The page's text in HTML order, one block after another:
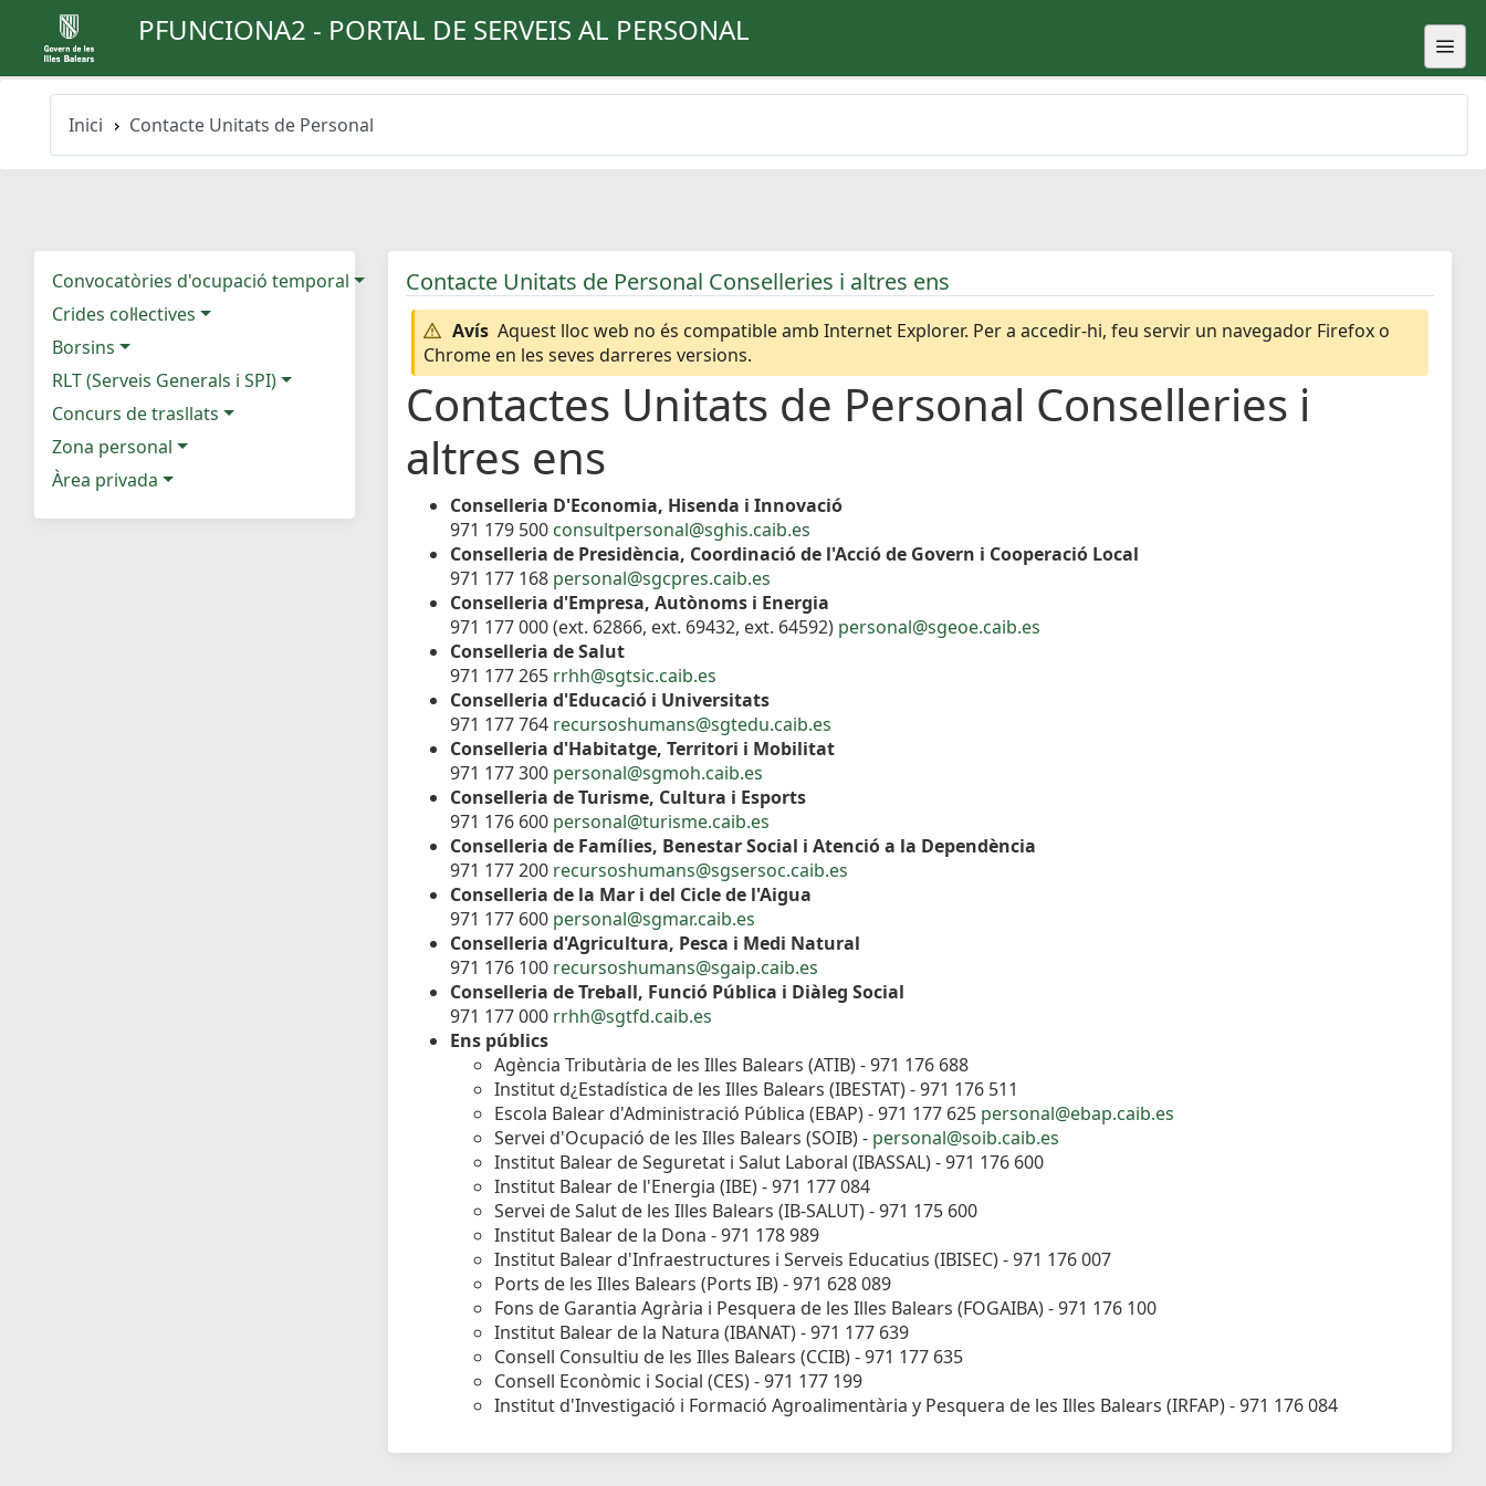
PFUNCIONA2 - PORTAL DE SERVEIS AL PERSONAL
Inici Contacte Unitats de Personal
Convocatòries d'ocupació temporal
Crides col·lectives
Borsins
RLT (Serveis Generals i SPI)
Concurs de trasllats
Zona personal
Àrea privada
Contacte Unitats de Personal Conselleries i altres ens
Avís Aquest lloc web no és compatible amb Internet Explorer. Per a accedir-hi, feu servir un navegador Firefox o
Chrome en les seves darreres versions.
Contactes Unitats de Personal Conselleries i
altres ens
Conselleria D'Economia, Hisenda i Innovació
971 179 500 consultpersonal@sghis.caib.es
Conselleria de Presidència, Coordinació de l'Acció de Govern i Cooperació Local
971 177 168 personal@sgcpres.caib.es
Conselleria d'Empresa, Autònoms i Energia
971 177 000 (ext. 62866, ext. 69432, ext. 64592) personal@sgeoe.caib.es
Conselleria de Salut
971 177 265 rrhh@sgtsic.caib.es
Conselleria d'Educació i Universitats
971 177 764 recursoshumans@sgtedu.caib.es
Conselleria d'Habitatge, Territori i Mobilitat
971 177 300 personal@sgmoh.caib.es
Conselleria de Turisme, Cultura i Esports
971 176 600 personal@turisme.caib.es
Conselleria de Famílies, Benestar Social i Atenció a la Dependència
971 177 200 recursoshumans@sgsersoc.caib.es
Conselleria de la Mar i del Cicle de l'Aigua
971 177 600 personal@sgmar.caib.es
Conselleria d'Agricultura, Pesca i Medi Natural
971 176 100 recursoshumans@sgaip.caib.es
Conselleria de Treball, Funció Pública i Diàleg Social
971 177 000 rrhh@sgtfd.caib.es
Ens públics
Agència Tributària de les Illes Balears (ATIB) - 971 176 688
Institut d¿Estadística de les Illes Balears (IBESTAT) - 971 176 511
Escola Balear d'Administració Pública (EBAP) - 971 177 625 personal@ebap.caib.es
Servei d'Ocupació de les Illes Balears (SOIB) - personal@soib.caib.es
Institut Balear de Seguretat i Salut Laboral (IBASSAL) - 971 176 600
Institut Balear de l'Energia (IBE) - 971 177 084
Servei de Salut de les Illes Balears (IB-SALUT) - 971 175 600
Institut Balear de la Dona - 971 178 989
Institut Balear d'Infraestructures i Serveis Educatius (IBISEC) - 971 176 007
Ports de les Illes Balears (Ports IB) - 971 628 089
Fons de Garantia Agrària i Pesquera de les Illes Balears (FOGAIBA) - 971 176 100
Institut Balear de la Natura (IBANAT) - 971 177 639
Consell Consultiu de les Illes Balears (CCIB) - 971 177 635
Consell Econòmic i Social (CES) - 971 177 199
Institut d'Investigació i Formació Agroalimentària y Pesquera de les Illes Balears (IRFAP) - 971 176 084